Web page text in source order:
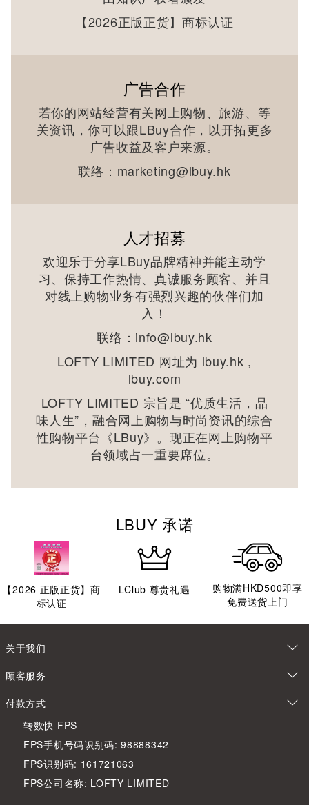
【2026正版正货】商标认证
广告合作
若你的网站经营有关网上购物、旅游、等
关资讯，你可以跟LBuy合作，以开拓更多
广告收益及客户来源。
联络： marketing@lbuy.hk
人才招募
欢迎乐于分享LBuy品牌精神并能主动学
习、保持工作热情、真诚服务顾客、并且
对线上购物业务有强烈兴趣的伙伴们加
入！
联络： info@lbuy.hk
LOFTY LIMITED 网址为 lbuy.hk ,
lbuy.com
LOFTY LIMITED 宗旨是 “优质生活，品
味人生”，融合网上购物与时尚资讯的综合
性购物平台《LBuy》。现正在网上购物平
台领域占一重要席位。
LBUY 承诺
【2026 正版正货】商
标认证
LClub 尊贵礼遇
购物满HKD500即享
免费送货上门
关于我们
顾客服务
付款方式
转数快 FPS
FPS手机号码识别码: 98888342
FPS识别码: 161721063
FPS公司名称: LOFTY LIMITED